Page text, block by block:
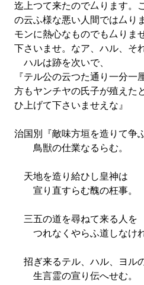
迄上つて来たので厶ります。
の云ふ様な悪い人間では厶り
モンに熱心なものでも厶りま
下さいませ。なア、ハル、そ
ハルは跡を次いで、
『テル公の云つた通り一分
方もヤンチヤの氏子が殖えた
ひ上げて下さいませえな』
治国別『敵味方垣を造りて争
鳥獣の仕業なるらむ。
天地を造り給ひし皇神は
宣り直すらむ醜の枉事。
三五の道を尋ねて来る人を
つれなくやらふ道しなけれ
招ぎ来るテル、ハル、ヨル
生言霊の宣り伝へせむ。